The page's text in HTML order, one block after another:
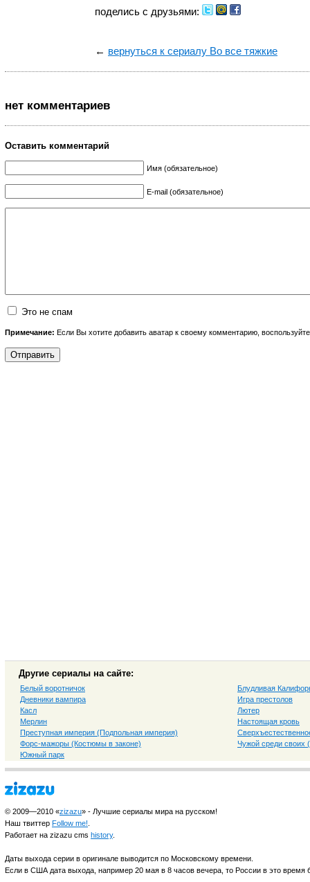
поделись с друзьями:
← вернуться к сериалу Во все тяжкие
нет комментариев
Оставить комментарий
Имя (обязательное)
E-mail (обязательное)
Это не спам
Примечание: Если Вы хотите добавить аватар к своему комментарию,
Другие сериалы на сайте:
Белый воротничок
Блудливая
Дневники вампира
Игра престолов
Касл
Лютер
Мерлин
Настоящая кровь
Преступная империя (Подпольная империя)
Форс-мажоры (Костюмы в законе)
Чужой среди своих
Южный парк
© 2009—2010 «zizazu» - Лучшие сериалы мира на русском!
Наш твиттер Follow me!
Работает на zizazu cms history.
Даты выхода серии в оригинале выводится по Московскому времени.
Если в США дата выхода, например 20 мая в 8 часов вечера, то России в это время